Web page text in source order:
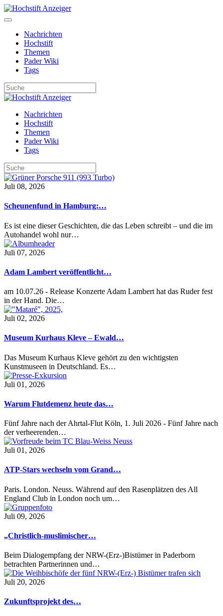
Nachrichten
Hochstift
Themen
Pader Wiki
Tags
Nachrichten
Hochstift
Themen
Pader Wiki
Tags
Juli 08, 2026
Scheunenfund in Hamburg:…
Es ist eine dieser Geschichten, die das Leben schreibt – und die im
Autohandel wohl nur…
Juli 07, 2026
Adam Lambert veröffentlicht…
am 10.07.26 - Release Konzerte Adam Lambert hat das Ruder fest
in der Hand. Die…
Juli 02, 2026
Museum Kurhaus Kleve – Ewald…
Das Museum Kurhaus Kleve gehört zu den wichtigsten
Kunstmuseen in Deutschland. Es…
Juli 01, 2026
Warum Flutdemenz heute das…
Fünf Jahre nach der Ahrtal-Flut Köln, 1. Juli 2026 - Fünf Jahre nach
der verheerenden…
Juli 01, 2026
ATP-Stars wechseln vom Grand…
Paris. London. Neuss. Während auf den Rasenplätzen des All
England Club in London noch um…
Juli 09, 2026
„Christlich-muslimischer…
Beim Dialogempfang der NRW-(Erz-)Bistümer in Paderborn
betrachten Partnerinnen und…
Juli 20, 2026
Zukunftsprojekt des…